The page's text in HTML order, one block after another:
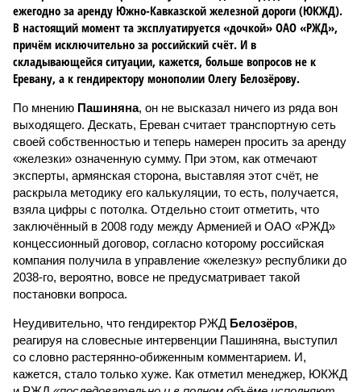
ежегодно за аренду Южно-Кавказской железной дороги (ЮКЖД).
В настоящий момент та эксплуатируется «дочкой» ОАО «РЖД»,
причём исключительно за российский счёт. И в
складывающейся ситуации, кажется, больше вопросов не к
Еревану, а к гендиректору монополии Олегу Белозёрову.
По мнению Пашиняна, он не высказал ничего из ряда вон
выходящего. Дескать, Ереван считает транспортную сеть
своей собственностью и теперь намерен просить за аренду
«железки» означенную сумму. При этом, как отмечают
эксперты, армянская сторона, выставляя этот счёт, не
раскрыла методику его калькуляции, то есть, получается,
взяла цифры с потолка. Отдельно стоит отметить, что
заключённый в 2008 году между Арменией и ОАО «РЖД»
концессионный договор, согласно которому российская
компания получила в управление «железку» республики до
2038-го, вероятно, вовсе не предусматривает такой
постановки вопроса.
Неудивительно, что гендиректор РЖД Белозёров,
реагируя на словесные интервенции Пашиняна, выступил
со словно растерянно-обиженным комментарием. И,
кажется, стало только хуже. Как отметил менеджер, ЮКЖД